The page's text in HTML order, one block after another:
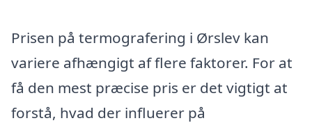
Prisen på termografering i Ørslev kan
variere afhængigt af flere faktorer. For at
få den mest præcise pris er det vigtigt at
forstå, hvad der influerer på